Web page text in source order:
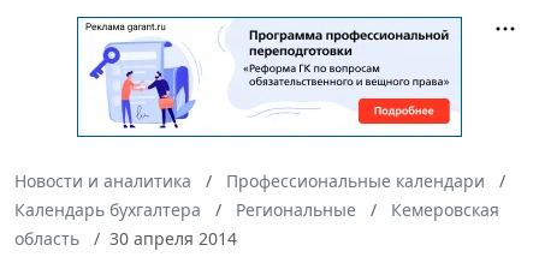
Новости и аналитика
Профессиональные календари
Календарь бухгалтера
Региональные
Кемеровская
область
30 апреля 2014